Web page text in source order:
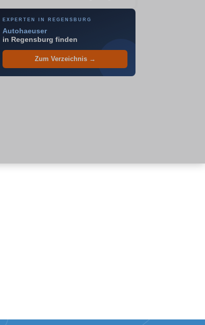
EXPERTEN IN REGENSBURG
Autohaeuser
in Regensburg finden
Zum Verzeichnis →